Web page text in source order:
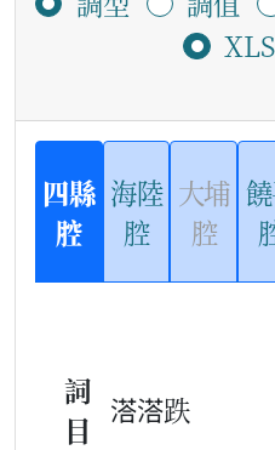
XLS
四縣
腔
海陸
腔
大埔
腔
詞
目
溚溚跌